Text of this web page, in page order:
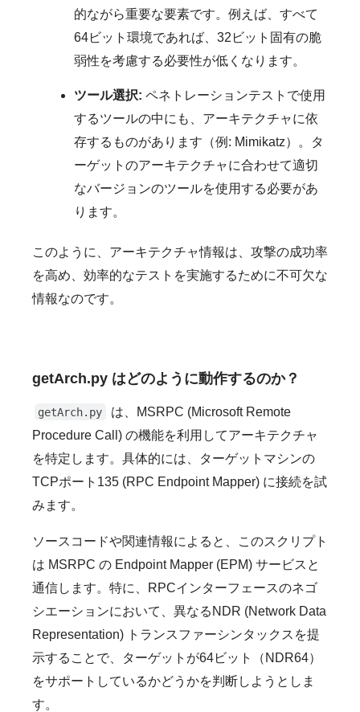
的ながら重要な要素です。例えば、すべて
64ビット環境であれば、32ビット固有の脆
弱性を考慮する必要性が低くなります。
ツール選択: ペネトレーションテストで使用
するツールの中にも、アーキテクチャに依
存するものがあります（例: Mimikatz）。タ
ーゲットのアーキテクチャに合わせて適切
なバージョンのツールを使用する必要があ
ります。
このように、アーキテクチャ情報は、攻撃の成功率
を高め、効率的なテストを実施するために不可欠な
情報なのです。
getArch.py はどのように動作するのか？
getArch.py
は、MSRPC (Microsoft Remote
Procedure Call) の機能を利用してアーキテクチャ
を特定します。具体的には、ターゲットマシンの
TCPポート135 (RPC Endpoint Mapper) に接続を試
みます。
ソースコードや関連情報によると、このスクリプト
は MSRPC の Endpoint Mapper (EPM) サービスと
通信します。特に、RPCインターフェースのネゴ
シエーションにおいて、異なるNDR (Network Data
Representation) トランスファーシンタックスを提
示することで、ターゲットが64ビット（NDR64）
をサポートしているかどうかを判断しようとしま
す。